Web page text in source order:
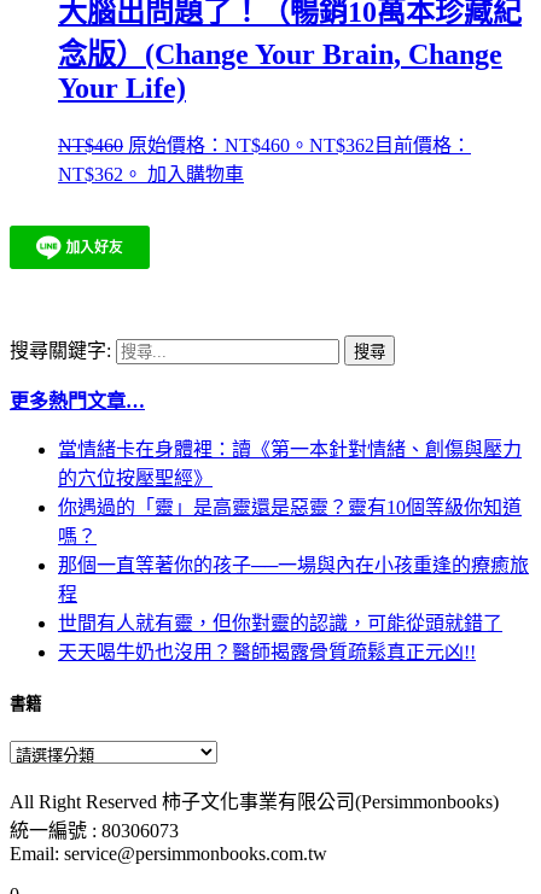
大腦出問題了！（暢銷10萬本珍藏紀
念版）(Change Your Brain, Change
Your Life)
NT$460 原始價格：NT$460。 NT$362 目前價格：
NT$362。 加入購物車
搜尋關鍵字:
更多熱門文章…
當情緒卡在身體裡：讀《第一本針對情緒、創傷與壓力
的穴位按壓聖經》
你遇過的「靈」是高靈還是惡靈？靈有10個等級你知道
嗎？
那個一直等著你的孩子──一場與內在小孩重逢的療癒旅
程
世間有人就有靈，但你對靈的認識，可能從頭就錯了
天天喝牛奶也沒用？醫師揭露骨質疏鬆真正元凶!!
書籍
All Right Reserved 柿子文化事業有限公司(Persimmonbooks)
統一編號 : 80306073
Email: service@persimmonbooks.com.tw